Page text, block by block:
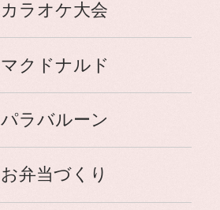
カラオケ大会
マクドナルド
パラバルーン
お弁当づくり